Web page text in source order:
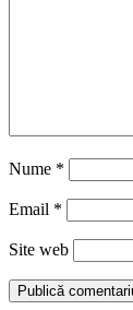
Nume *
Email *
Site web